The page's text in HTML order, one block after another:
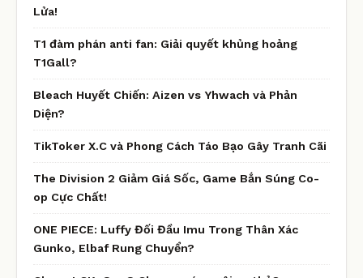
Lửa!
T1 đàm phán anti fan: Giải quyết khủng hoảng
T1Gall?
Bleach Huyết Chiến: Aizen vs Yhwach và Phản
Diện?
TikToker X.C và Phong Cách Táo Bạo Gây Tranh Cãi
The Division 2 Giảm Giá Sốc, Game Bắn Súng Co-
op Cực Chất!
ONE PIECE: Luffy Đối Đầu Imu Trong Thân Xác
Gunko, Elbaf Rung Chuyển?